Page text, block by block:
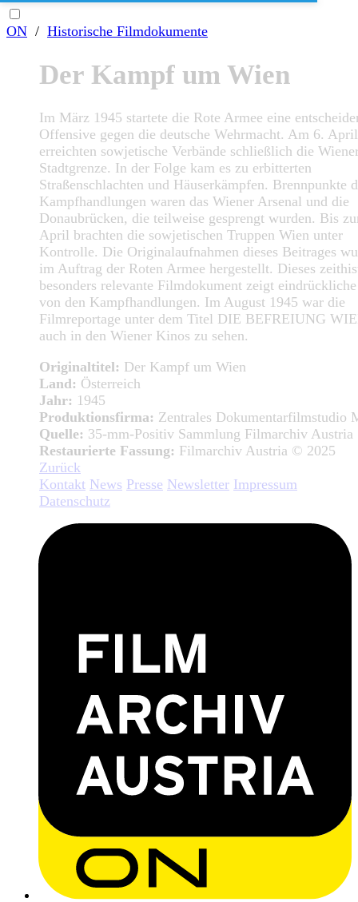
ON / Historische Filmdokumente
Der Kampf um Wien
Im März 1945 startete die Rote Armee eine
Offensive gegen die deutsche Wehrmacht. Am 6. April
erreichten sowjetische Verbände schließlich die
Stadtgrenze. In der Folge kam es zu erbitterten
Straßenschlachten und Häuserkämpfen. Brennpunkte
Kampfhandlungen waren das Wiener Arsenal und die
Donaubrücken, die teilweise gesprengt wurden. Bis
April brachten die sowjetischen Truppen Wien unter
Kontrolle. Die Originalaufnahmen dieses Beitrages
im Auftrag der Roten Armee hergestellt. Dieses
besonders relevante Filmdokument zeigt
von den Kampfhandlungen. Im August 1945 war die
Filmreportage unter dem Titel DIE BEFREIUNG
auch in den Wiener Kinos zu sehen.
Originaltitel: Der Kampf um Wien
Land: Österreich
Jahr: 1945
Produktionsfirma: Zentrales Dokumentarfilmstudio
Quelle: 35-mm-Positiv Sammlung Filmarchiv Austria
Restaurierte Fassung: Filmarchiv Austria © 2025
Zurück
Kontakt News Presse Newsletter Impressum
Datenschutz